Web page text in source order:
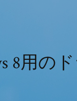
8用の